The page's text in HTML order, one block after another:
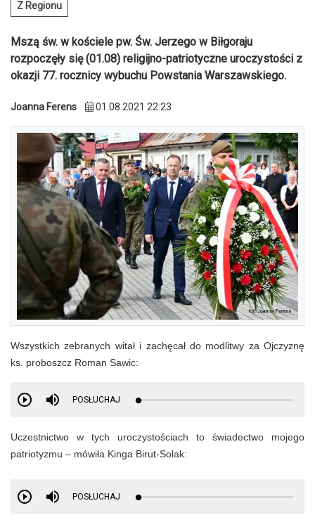
Z Regionu
Mszą św. w kościele pw. Św. Jerzego w Biłgoraju
rozpoczęły się (01.08) religijno-patriotyczne uroczystości z
okazji 77. rocznicy wybuchu Powstania Warszawskiego.
Joanna Ferens 01.08.2021 22:23
Wszystkich zebranych witał i zachęcał do modlitwy za Ojczyznę
ks. proboszcz Roman Sawic:
POSŁUCHAJ
Uczestnictwo w tych uroczystościach to świadectwo mojego
patriotyzmu – mówiła Kinga Birut-Solak:
POSŁUCHAJ